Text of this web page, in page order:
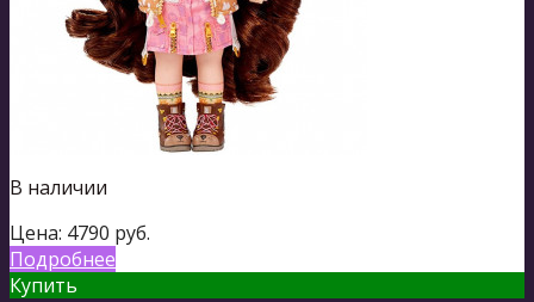
В наличии
Цена: 4790 руб.
Подробнее
Купить